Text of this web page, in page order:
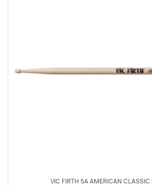
VIC FIRTH 5A AMERICAN CLASSIC